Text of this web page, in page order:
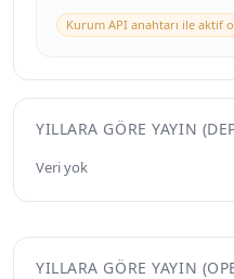
Kurum API anahtarı ile aktif
YILLARA GÖRE YAYIN
Veri yok
YILLARA GÖRE YAYIN